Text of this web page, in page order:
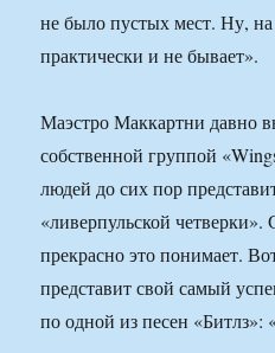
не было пустых мест. Ну, на
практически и не бывает».
Маэстро Маккартни давно
собственной группой
людей до сих пор
«ливерпульской
прекрасно это понимает.
представит свой самый
по одной из песен «Битлз»: